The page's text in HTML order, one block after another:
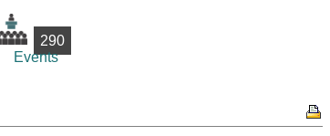
290
Events